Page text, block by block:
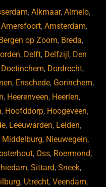
,Alkmaar,Almelo,
Amersfoort,Amsterdam,
Bergen op Zoom, Breda,
, Delft, Delfzijl , Den
Doetinchem, Dordrecht,
, Enschede, Gorinchem,
, Heerenveen, Heerlen,
, Hoofddorp, Hoogeveen,
, Leeuwarden, Leiden,
Middelburg, Nieuwegein,
, Oss, Roermond,
, Sittard, Sneek,
, Utrecht,Veendam,